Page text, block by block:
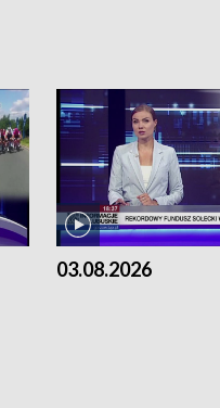
03.08.2026